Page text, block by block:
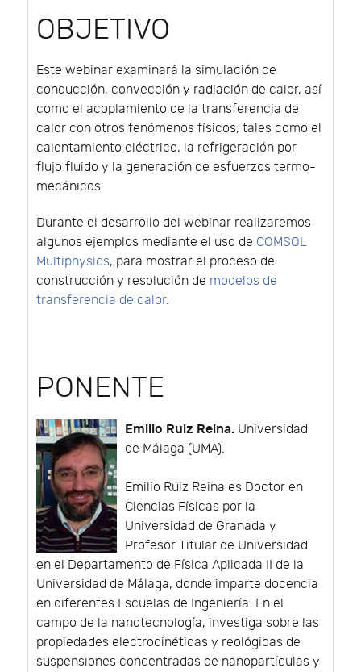
OBJETIVO
Este webinar examinará la simulación de
conducción, convección y radiación de calor, así
como el acoplamiento de la transferencia de
calor con otros fenómenos físicos, tales como el
calentamiento eléctrico, la refrigeración por
flujo fluido y la generación de esfuerzos termo-
mecánicos.
Durante el desarrollo del webinar realizaremos
algunos ejemplos mediante el uso de COMSOL
Multiphysics, para mostrar el proceso de
construcción y resolución de modelos de
transferencia de calor.
PONENTE
Emilio Ruiz Reina. Universidad
de Málaga (UMA).
Emilio Ruiz Reina es Doctor en
Ciencias Físicas por la
Universidad de Granada y
Profesor Titular de Universidad
en el Departamento de Física Aplicada II de la
Universidad de Málaga, donde imparte docencia
en diferentes Escuelas de Ingeniería. En el
campo de la nanotecnología, investiga sobre las
propiedades electrocinéticas y reológicas de
suspensiones concentradas de nanopartículas y